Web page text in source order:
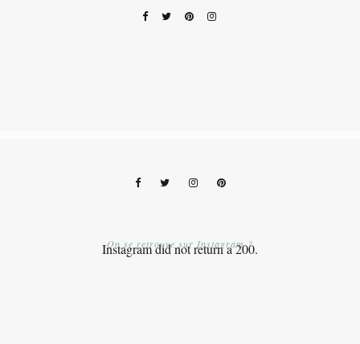
Instagram did not return a 200.
On se retrouve sur Instagram ?